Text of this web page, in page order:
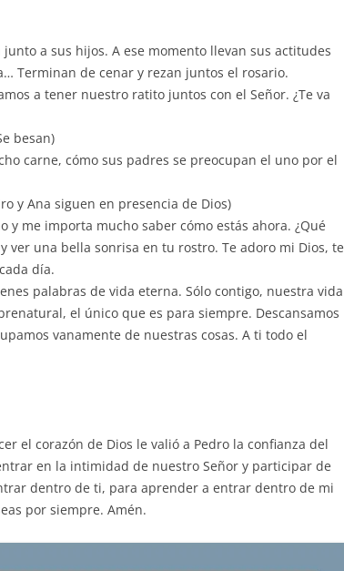
a sus hijos. A ese momento llevan sus actitudes
Terminan de cenar y rezan juntos el rosario.
a tener nuestro ratito juntos con el Señor. ¿Te va
besan)
carne, cómo sus padres se preocupan el uno por el
y Ana siguen en presencia de Dios)
y me importa mucho saber cómo estás ahora. ¿Qué
ver una bella sonrisa en tu rostro. Te adoro mi Dios, te
día.
palabras de vida eterna. Sólo contigo, nuestra vida
el único que es para siempre. Descansamos
vanamente de nuestras cosas. A ti todo el
el corazón de Dios le valió a Pedro la confianza del
en la intimidad de nuestro Señor y participar de
dentro de ti, para aprender a entrar dentro de mi
por siempre. Amén.